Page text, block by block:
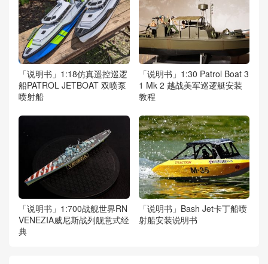
「说明书」1:18仿真遥控巡逻
船PATROL JETBOAT 双喷泵
喷射船
「说明书」1:30 Patrol Boat 3
1 Mk 2 越战美军巡逻艇安装
教程
「说明书」1:700战舰世界RN
VENEZIA威尼斯战列舰意式经
典
「说明书」Bash Jet卡丁船喷
射船安装说明书